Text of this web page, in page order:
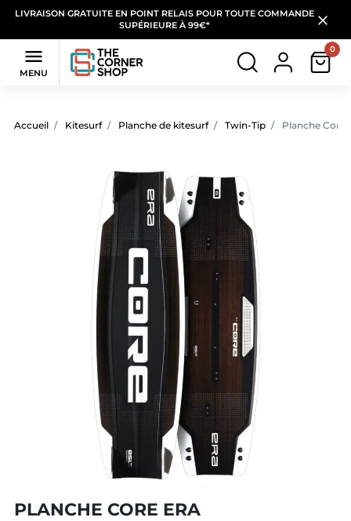
LIVRAISON GRATUITE EN POINT RELAIS POUR TOUTE COMMANDE
SUPÉRIEURE À 99€*

MENU
0
Accueil Kitesurf Planche de kitesurf Twin-Tip Planche Core
PLANCHE CORE ERA